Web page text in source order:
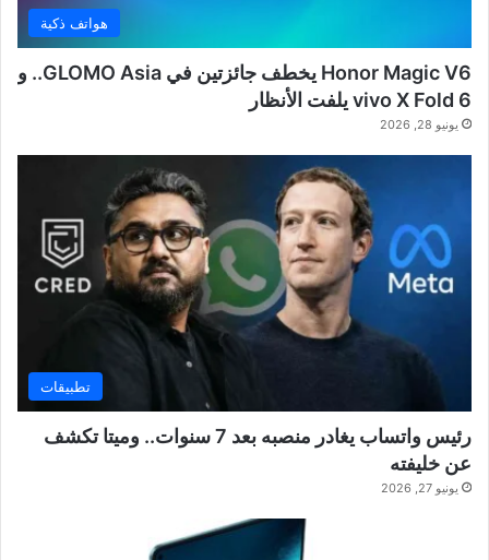
هواتف ذكية
Honor Magic V6 يخطف جائزتين في GLOMO Asia.. و
vivo X Fold 6 يلفت الأنظار
يونيو 28, 2026
تطبيقات
رئيس واتساب يغادر منصبه بعد 7 سنوات.. وميتا تكشف
عن خليفته
يونيو 27, 2026